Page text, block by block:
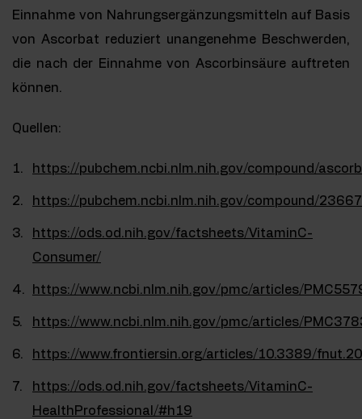
Einnahme von Nahrungsergänzungsmitteln auf Basis
von Ascorbat reduziert unangenehme Beschwerden,
die nach der Einnahme von Ascorbinsäure auftreten
können.
Quellen:
https://pubchem.ncbi.nlm.nih.gov/compound/
https://pubchem.ncbi.nlm.nih.gov/compound/
https://ods.od.nih.gov/factsheets/VitaminC-
Consumer/
https://www.ncbi.nlm.nih.gov/pmc/articles/
https://www.ncbi.nlm.nih.gov/pmc/articles/
https://www.frontiersin.org/articles/10.3389/
https://ods.od.nih.gov/factsheets/VitaminC-
HealthProfessional/#h19